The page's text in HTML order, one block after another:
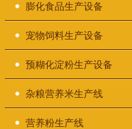
膨化食品生产设备
宠物饲料生产设备
预糊化淀粉生产设备
杂粮营养米生产线
营养粉生产线